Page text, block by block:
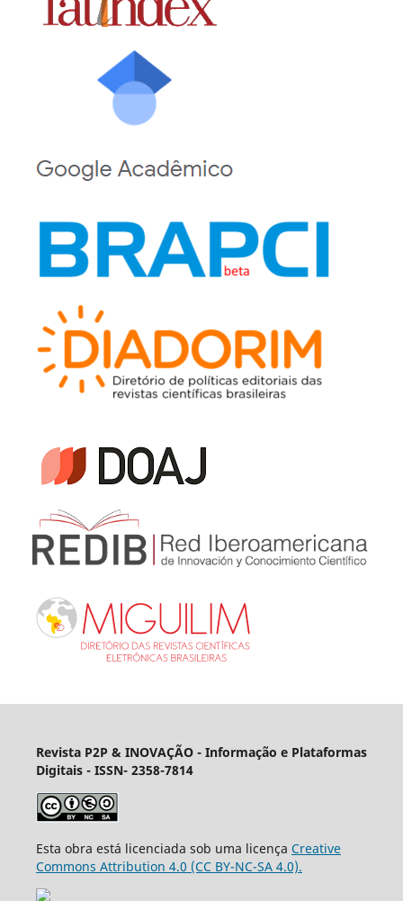
Revista P2P & INOVAÇÃO - Informação e Plataformas
Digitais - ISSN- 2358-7814
Esta obra está licenciada sob uma licença Creative
Commons Attribution 4.0 (CC BY-NC-SA 4.0).